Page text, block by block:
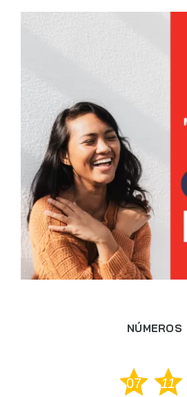
NÚMEROS
07 11